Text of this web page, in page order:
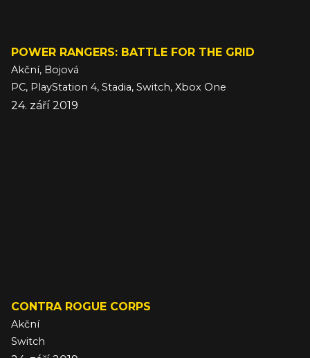
POWER RANGERS: BATTLE FOR THE GRID
Akční, Bojová
PC, PlayStation 4, Stadia, Switch, Xbox One
24. září 2019
CONTRA ROGUE CORPS
Akční
Switch